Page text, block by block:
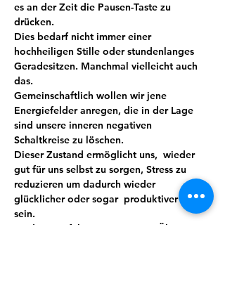
es an der Zeit die Pausen-Taste zu
drücken.
Dies bedarf nicht immer einer
hochheiligen Stille oder stundenlanges
Geradesitzen. Manchmal vielleicht auch
das.
Gemeinschaftlich wollen wir jene
Energiefelder anregen, die in der Lage
sind unsere inneren negativen
Schaltkreise zu löschen.
Dieser Zustand ermöglicht uns,  wieder
gut für uns selbst zu sorgen, Stress zu
reduzieren um dadurch wieder
glücklicher oder sogar  produktiver zu
sein.
Meditation führt mit ein wenig Übung